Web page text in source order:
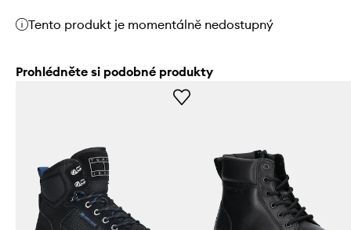
Tento produkt je momentálně nedostupný
Prohlédněte si podobné produkty